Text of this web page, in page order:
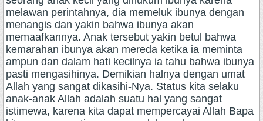
melawan perintahnya, dia memeluk ibunya dengan
menangis dan yakin bahwa ibunya akan
memaafkannya. Anak tersebut yakin betul bahwa
kemarahan ibunya akan mereda ketika ia meminta
ampun dan dalam hati kecilnya ia tahu bahwa ibunya
pasti mengasihinya. Demikian halnya dengan umat
Allah yang sangat dikasihi-Nya. Status kita selaku
anak-anak Allah adalah suatu hal yang sangat
istimewa, karena kita dapat mempercayai Allah Bapa